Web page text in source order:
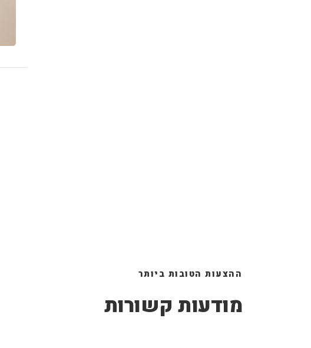
ההצעות הטובות ביותר
מודעות קשורות